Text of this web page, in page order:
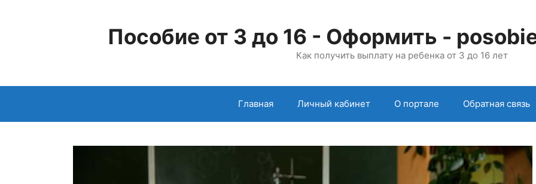
Пособие от 3 до 16 - Оформить -
Как получить выплату на ребенка от 3 до 16 лет
Главная Личный кабинет О портале Обратная связь